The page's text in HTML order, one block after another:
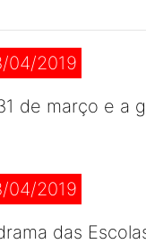
04/2019
de março e a
04/2019
das